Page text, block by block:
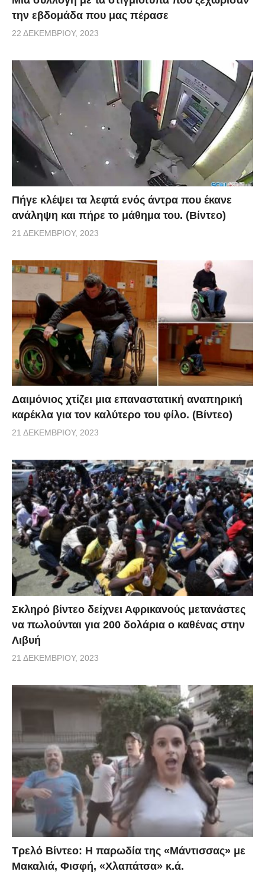
την εβδομάδα που μας πέρασε
22 ΔΕΚΕΜΒΡΊΟΥ, 2023
Πήγε κλέψει τα λεφτά ενός άντρα που έκανε
ανάληψη και πήρε το μάθημα του. (Βίντεο)
21 ΔΕΚΕΜΒΡΊΟΥ, 2023
Δαιμόνιος χτίζει μια επαναστατική αναπηρική
καρέκλα για τον καλύτερο του φίλο. (Βίντεο)
21 ΔΕΚΕΜΒΡΊΟΥ, 2023
Σκληρό βίντεο δείχνει Αφρικανούς μετανάστες
να πωλούνται για 200 δολάρια ο καθένας στην
Λιβυή
21 ΔΕΚΕΜΒΡΊΟΥ, 2023
Τρελό Βίντεο: H παρωδία της «Μάντισσας» με
Μακαλιά, Φισφή, «Χλαπάτσα» κ.ά.